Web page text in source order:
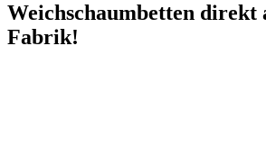
Weichschaumbetten direkt
Fabrik!